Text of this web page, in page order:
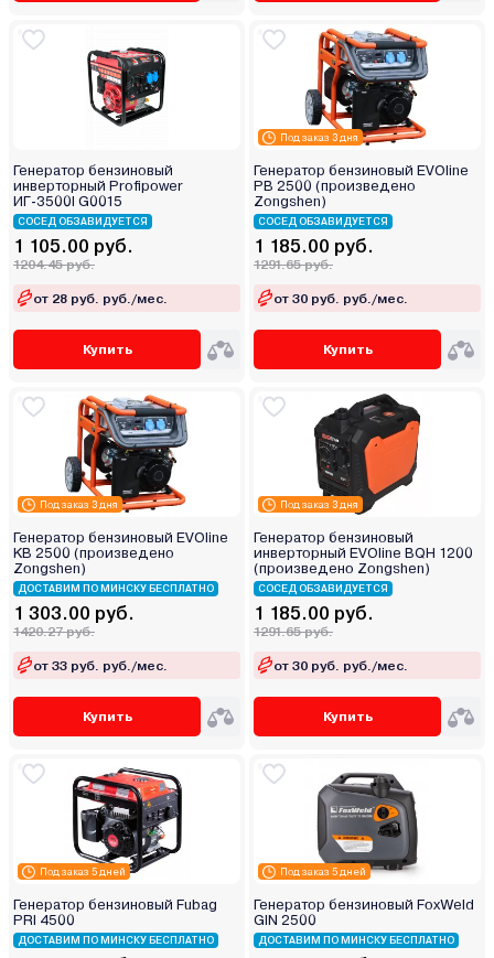
Генератор бензиновый
инверторный Profipower
ИГ-3500I G0015
СОСЕД ОБЗАВИДУЕТСЯ
1 105.00 руб.
1204.45 руб.
от 28 руб. руб./мес.
Купить
Под заказ 3 дня
Генератор бензиновый EVOline
PB 2500 (произведено
Zongshen)
СОСЕД ОБЗАВИДУЕТСЯ
1 185.00 руб.
1291.65 руб.
от 30 руб. руб./мес.
Купить
Под заказ 3 дня
Генератор бензиновый EVOline
KB 2500 (произведено
Zongshen)
ДОСТАВИМ ПО МИНСКУ БЕСПЛАТНО
1 303.00 руб.
1420.27 руб.
от 33 руб. руб./мес.
Купить
Под заказ 3 дня
Генератор бензиновый
инверторный EVOline BQH 1200
(произведено Zongshen)
СОСЕД ОБЗАВИДУЕТСЯ
1 185.00 руб.
1291.65 руб.
от 30 руб. руб./мес.
Купить
Под заказ 5 дней
Генератор бензиновый Fubag
PRI 4500
ДОСТАВИМ ПО МИНСКУ БЕСПЛАТНО
Под заказ 5 дней
Генератор бензиновый FoxWeld
GIN 2500
ДОСТАВИМ ПО МИНСКУ БЕСПЛАТНО